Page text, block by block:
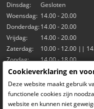
Dinsdag:
Gesloten
Woensdag: 14.00 - 20.00
Donderdag:14.00 - 20.00
Vrijdag:
14.00 - 20.00
Zaterdag:
10.00 - 12.00 ||
Zondag:
14.00 - 18.00
Onze activiteiten
Indoorhal Hangar7
Cookieverklaring en
Deze website maakt gebruik
functionele cookies zijn
website en kunnen niet